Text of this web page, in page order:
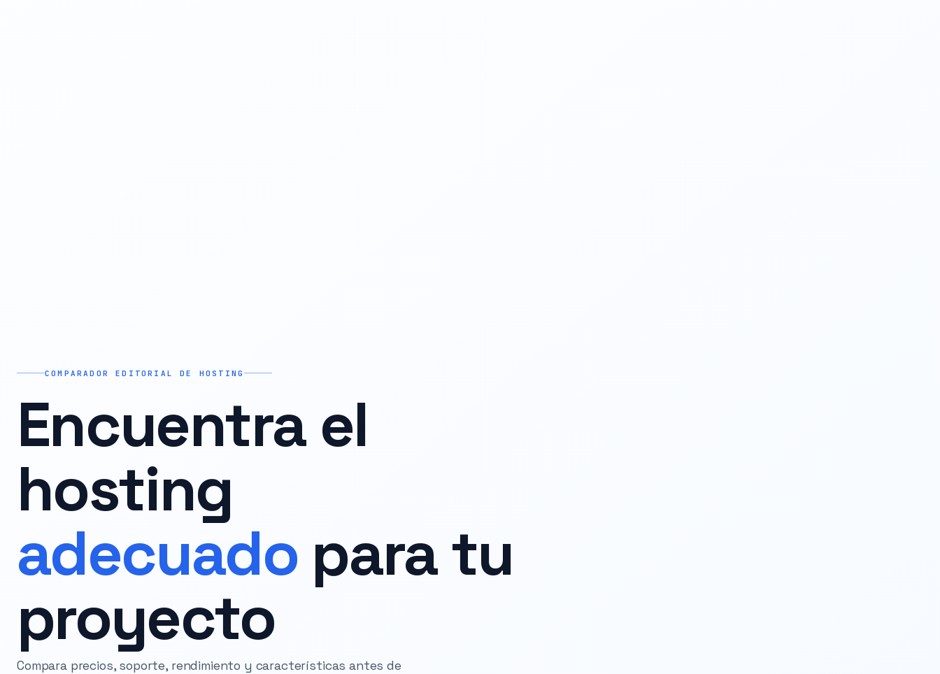
COMPARADOR EDITORIAL DE HOSTING
Encuentra el
hosting
adecuado para tu
proyecto
Compara precios, soporte, rendimiento y características antes de